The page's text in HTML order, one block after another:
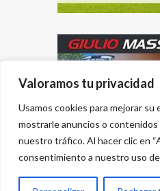
Valoramos tu privacidad
Usamos cookies para mejorar su
mostrarle anuncios o contenidos
nuestro tráfico. Al hacer clic en
consentimiento a nuestro uso